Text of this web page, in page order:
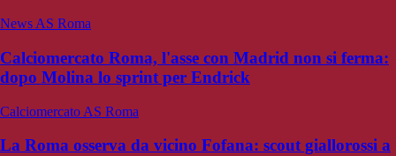
News AS Roma
Calciomercato Roma, l'asse con Madrid non si ferma:
dopo Molina lo sprint per Endrick
Calciomercato AS Roma
La Roma osserva da vicino Fofana: scout giallorossi a